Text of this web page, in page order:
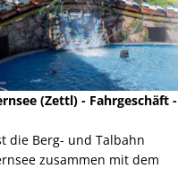
(Zettl) - Fahrgeschäft -
die Berg- und Talbahn
zusammen mit dem